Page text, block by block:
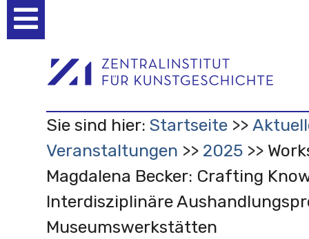
Werkzeuge
Sie sind hier: Startseite
Veranstaltungen
2025
Magdalena Becker: Crafting
Interdisziplinäre
Museumswerkstätten